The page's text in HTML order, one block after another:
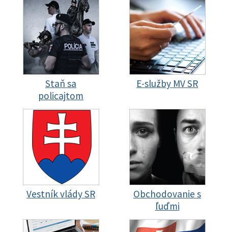
Staň sa
policajtom
E-služby MV SR
Vestník vlády SR
Obchodovanie s
ľuďmi